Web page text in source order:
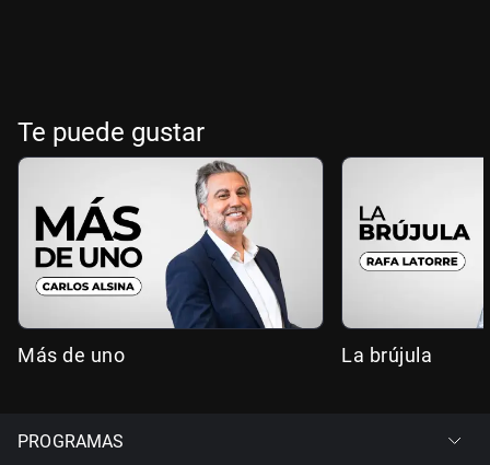
Te puede gustar
Más de uno La brújula
PROGRAMAS